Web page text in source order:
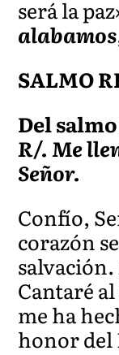
será la
SALMO
Del salmo
R/. Me
Señor.
Confío,
corazón
salvación.
Cantaré
me ha
honor